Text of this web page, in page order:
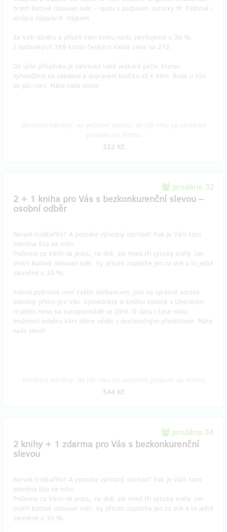
bratři Baťové obouvali svět – spolu s podpisem autorky M. Pilátové i
strůjce nápadu R. Hájkem.
Za Vaši důvěru a přízeň Vám knihu navíc zlevňujeme o 30 %.
Z baťovských 389 korun českých klesla cena na 272.
Do výše příspěvku je zahrnuta také veškerá péče, kterou
vynaložíme na zabalení a dopravení balíčku až k Vám. Bude u Vás
do půl roku. Máte naše slovo!
322 Kč
prodáno 32
2 + 1 kniha pro Vás s bezkonkurenční slevou –
osobní odběr
Neradi troškaříte? A poznáte výhodný obchod? Pak je Vám tato
odměna šita na míru.
Pošleme za Vámi ne jednu, ne dvě, ale hned tři výtisky knihy Jak
bratři Baťové obouvali svět. Vy přitom zaplatíte jen za dvě a to ještě
zlevněné o 30 %.
Pokud poštovné není Vaším oblíbencem, jste na správné adrese
odměny přímo pro Vás. Vyzvedněte si knížku osobně v Uherském
Hradišti nebo na autogramiádě ve Zlíně. O datu i čase obou
možností odběru Vám dáme vědět s dostatečným předstihem. Máte
naše slovo!
544 Kč
prodáno 34
2 knihy + 1 zdarma pro Vás s bezkonkurenční
slevou
Neradi troškaříte? A poznáte výhodný obchod? Pak je Vám tato
odměna šita na míru.
Pošleme za Vámi ne jednu, ne dvě, ale hned tři výtisky knihy Jak
bratři Baťové obouvali svět. Vy přitom zaplatíte jen za dvě a to ještě
zlevněné o 30 %.